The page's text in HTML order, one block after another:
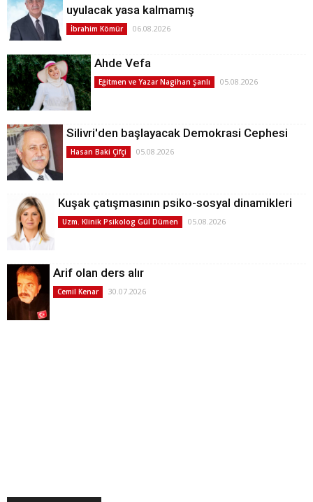
uyulacak yasa kalmamış
İbrahim Kömür 06.08.2026
Ahde Vefa
Eğitmen ve Yazar Nagihan Şanlı 05.08.2026
Silivri'den başlayacak Demokrasi Cephesi
Hasan Baki Çifçi 05.08.2026
Kuşak çatışmasının psiko-sosyal dinamikleri
Uzm. Klinik Psikolog Gül Dümen 05.08.2026
Arif olan ders alır
Cemil Kenar 30.07.2026